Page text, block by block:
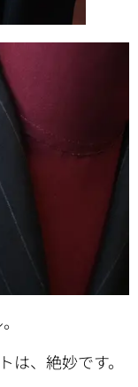
は、絶妙です。